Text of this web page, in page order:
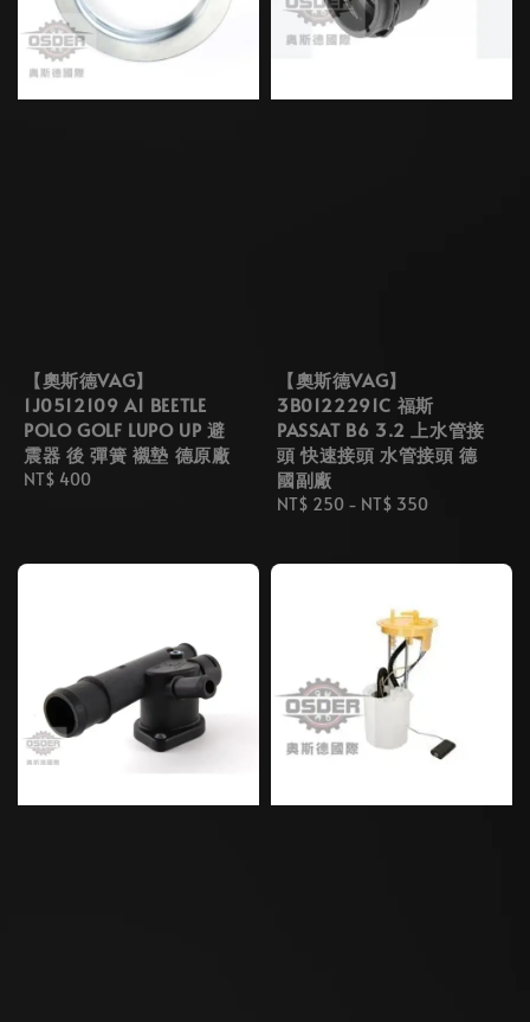
【奧斯德VAG】
1J0512109 A1 BEETLE
POLO GOLF LUPO UP 避
震器 後 彈簧 襯墊 德原廠
Regular
NT$ 400
【奧斯德VAG】
3B0122291C 福斯
PASSAT B6 3.2 上水管接
頭 快速接頭 水管接頭 德
國副廠
Regular
NT$ 250 - NT$ 350